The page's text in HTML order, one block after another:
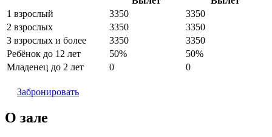
1 взрослый
3350
3350
2 взрослых
3350
3350
3 взрослых и более
3350
3350
Ребёнок до 12 лет
50%
50%
Младенец до 2 лет
0 0
Забронировать
О зале